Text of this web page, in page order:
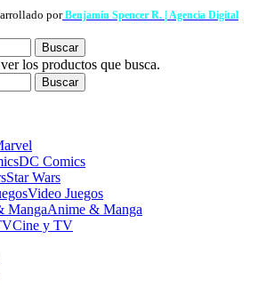
porBenjamín Spencer R. | Agencia Digital
Buscar
los productos que busca.
Buscar
DC Comics
Star Wars
Video Juegos
Anime & Manga
Cine y TV